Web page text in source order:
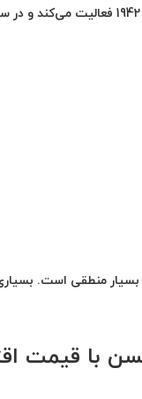
ساینا و تارا گزینه‌ای
با قیمت